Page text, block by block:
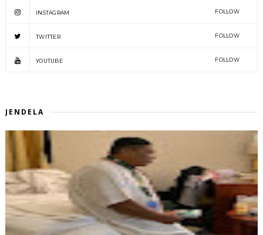
INSTAGRAM FOLLOW
TWITTER FOLLOW
YOUTUBE FOLLOW
JENDELA